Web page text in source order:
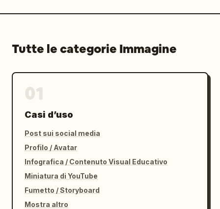
Tutte le categorie Immagine
Casi d’uso
Post sui social media
Profilo / Avatar
Infografica / Contenuto Visual Educativo
Miniatura di YouTube
Fumetto / Storyboard
Mostra altro